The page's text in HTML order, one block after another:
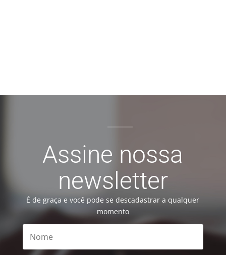
Assine nossa
newsletter
É de graça e você pode se descadastrar a qualquer
momento